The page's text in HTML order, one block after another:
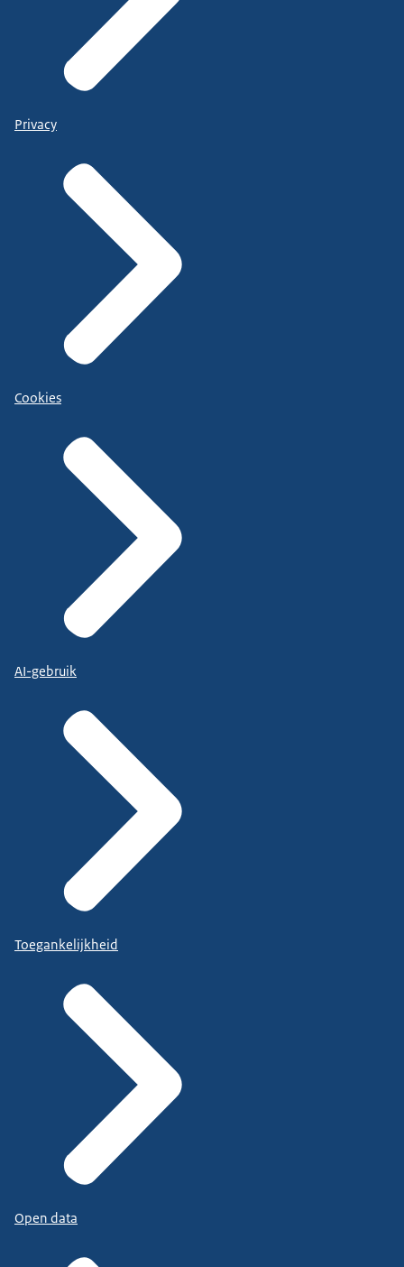
Privacy
Cookies
AI-gebruik
Toegankelijkheid
Open data